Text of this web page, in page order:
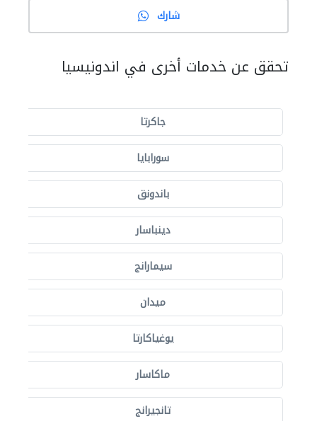
شارك
تحقق عن خدمات أخرى في اندونيسيا
جاكرتا
سورابايا
باندونق
دينباسار
سيمارانج
ميدان
يوغياكارتا
ماكاسار
تانجيرانج